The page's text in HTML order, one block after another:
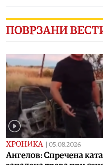
ПОВРЗАНИ
ХРОНИКА 05.08.2026
Ангелов: Спречена